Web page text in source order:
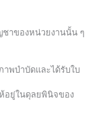
าของหน่วยงานนั้น ๆ
พบำบัดและได้รับใบ
อยู่ในดุลยพินิจของ